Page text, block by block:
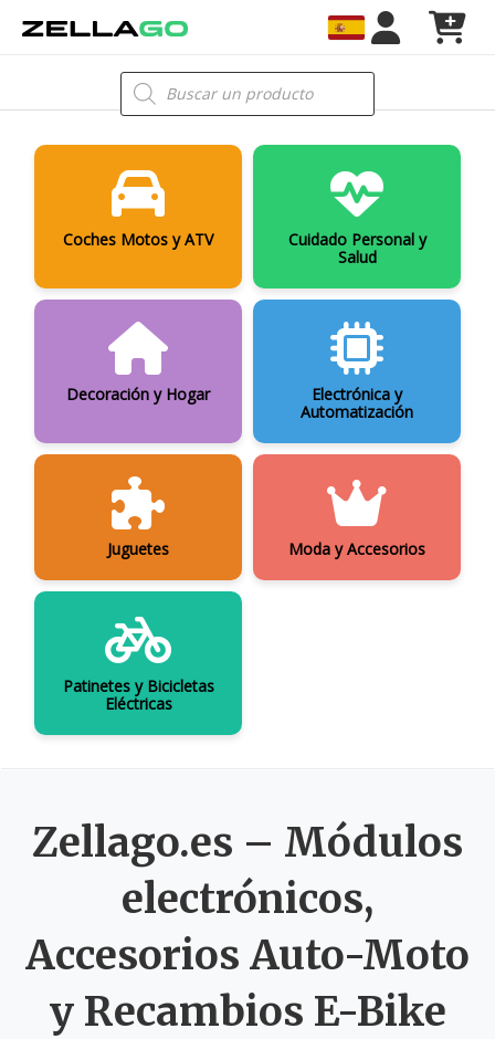
Búsqueda
de
productos
Coches Motos y ATV
Cuidado Personal y
Salud
Decoración y Hogar
Electrónica y
Automatización
Juguetes Moda y Accesorios
Patinetes y Bicicletas
Eléctricas
Zellago.es – Módulos
electrónicos,
Accesorios Auto-Moto
y Recambios E-Bike